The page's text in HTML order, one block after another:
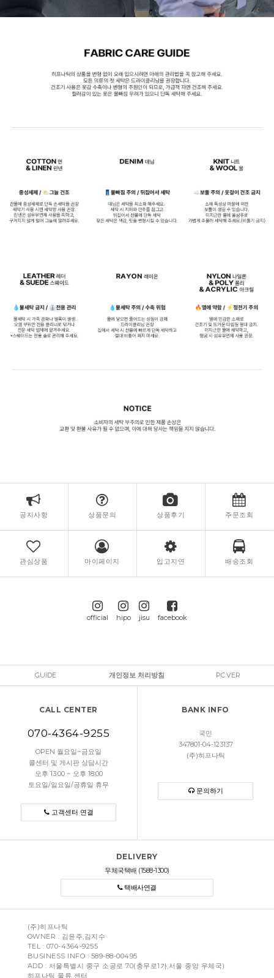
공지사항 상품문의 상품후기 주문조회
관심상품 마이페이지 입고지연 배송조회
official hipo jisu facebook
GUIDE 개인정보 처리방침 PC.VER
CALL CENTER
070-4364-9255
OPEN 월요일~금요일
콜센터 및 게시판 상담시간
오후 13:00 ~ 오후 18:00
토요일/일요일/공휴일 휴무
고객센터 연결
BANK INFO
국민
347801-04-123137
(주)히프나틱
문의하기
DELIVERY
우체국택배 (1588-1300)
택배사연결
(주)히프나틱
OWNER : 김윤주,김지수
TEL : 070-4364-9255
BUSINESS INFO : 589-88-00495
ADD : 서울특별시 중구 소공로 70(충무로1가,서울 중앙 우체국)
히프나틱 물류 센터